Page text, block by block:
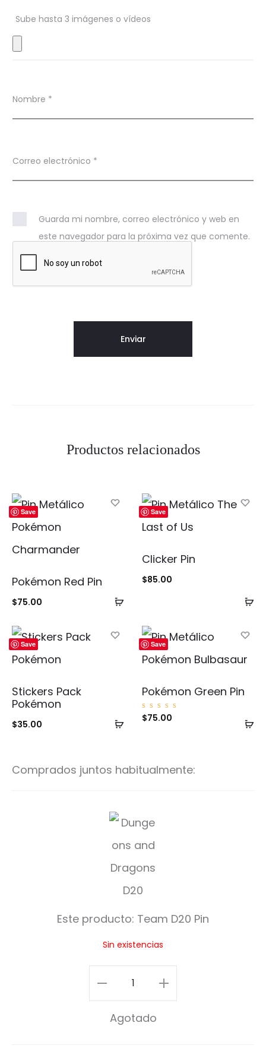
e
s
Sube hasta 3 imágenes o vídeos
Nombre *
Correo electrónico *
Guarda mi nombre, correo electrónico y web en
este navegador para la próxima vez que comente.
Productos relacionados
Save
Añadir
carrito
Pokémon Red Pin
$75.00
Save
Clicker Pin
$85.00
Save
Añadir
Stickers Pack
Pokémon
$35.00
Save
Pokémon Green Pin
Valorad
o con
$75.00
Comprados juntos habitualmente:
T
e
a
m
0
i
n
Este producto: Team D20 Pin
Sin existencias
Team
D20
cantidad
Agotado